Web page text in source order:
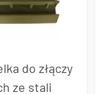
do złączy
ze stali